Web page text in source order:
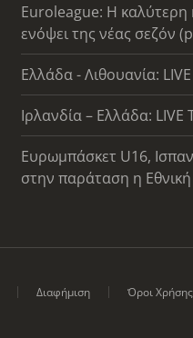
Euroleague: Η καλύτερη
ενόψει της νέας σεζόν
Ελλάδα - Λιθουανία:
Ιρλανδία – Ελλάδα: LIVE
Ευρωμπάσκετ U16,
στην παράταση η
Διαφήμιση Όροι Χρήσης